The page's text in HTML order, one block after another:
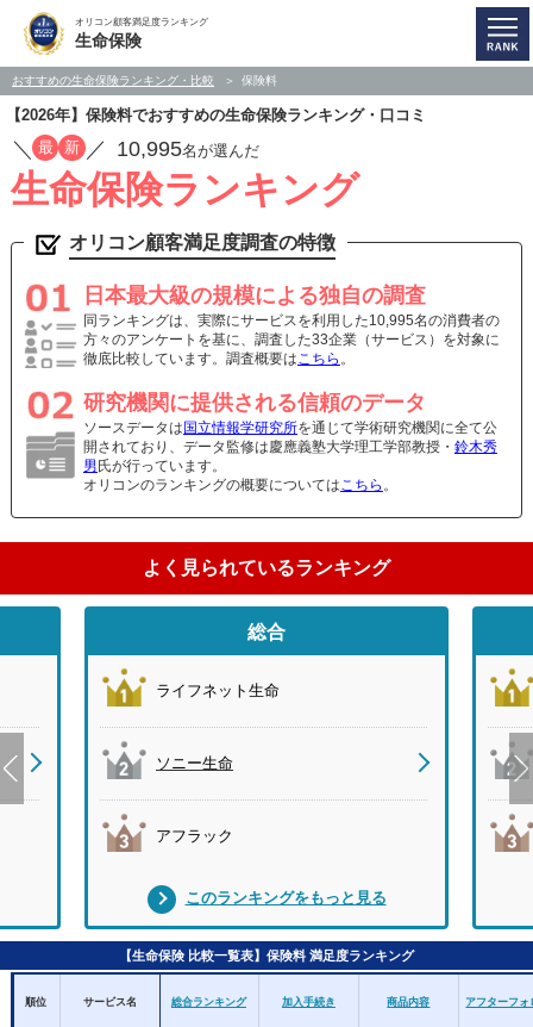
オリコン顧客満足度ランキング
生命保険
おすすめの生命保険ランキング・比較 保険料
【2026年】保険料でおすすめの生命保険ランキング・口コミ
／ 最 新 ／ 10,995名が選んだ
生命保険ランキング
オリコン顧客満足度調査の特徴
日本最大級の規模による独自の調査
同ランキングは、実際にサービスを利用した10,995名の消費者の
方々のアンケートを基に、調査した33企業（サービス）を対象に
徹底比較しています。調査概要はこちら 。
研究機関に提供される信頼のデータ
ソースデータは 国立情報学研究所を通じて学術研究機関に全て公
開されており、データ監修は慶應義塾大学理工学部教授・ 鈴木秀
男 氏が行っています。
オリコンのランキングの概要についてはこちら 。
よく見られているランキング
総合
ライフネット生命
ソニー生命
アフラック
このランキングをもっと見る
【生命保険 比較一覧表】保険料 満足度ランキング
順位 サービス名 総合ランキング 加入手続き 商品内容 アフターフォ